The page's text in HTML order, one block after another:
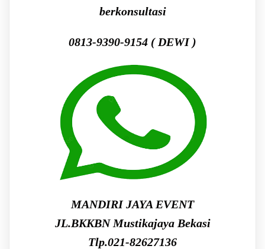
berkonsultasi
0813-9390-9154 ( DEWI )
MANDIRI JAYA EVENT
JL.BKKBN Mustikajaya Bekasi
Tlp.021-82627136